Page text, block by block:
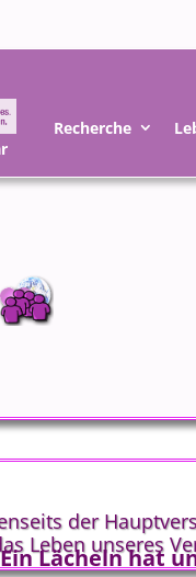
Recherche
der
Leben unseres
Ein Lächeln hat